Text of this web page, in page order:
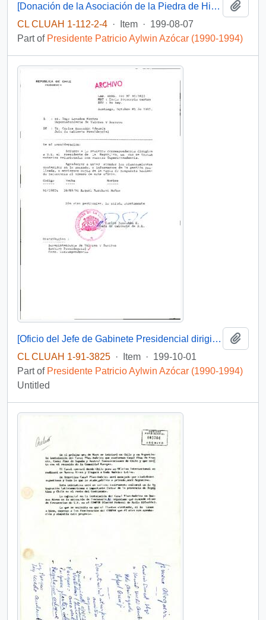
[Donación de la Asociación de la Piedra de Hiroshima]
CL CLUAH 1-112-2-4 · Item · 199-08-07
Part of Presidente Patricio Aylwin Azócar (1990-1994)
[Oficio del Jefe de Gabinete Presidencial dirigido al Superintendente de Valores y Seguros]
CL CLUAH 1-91-3825 · Item · 199-10-01
Part of Presidente Patricio Aylwin Azócar (1990-1994)
Untitled